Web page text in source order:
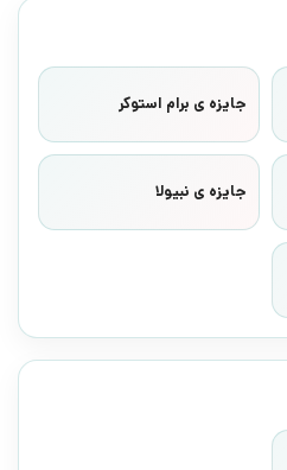
جایزه ی برام استوکر
جایزه ی نبیولا